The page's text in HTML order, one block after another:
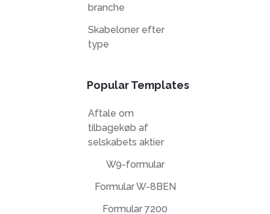
branche
Skabeloner efter
type
Popular Templates
Aftale om
tilbagekøb af
selskabets aktier
W9-formular
Formular W-8BEN
Formular 7200